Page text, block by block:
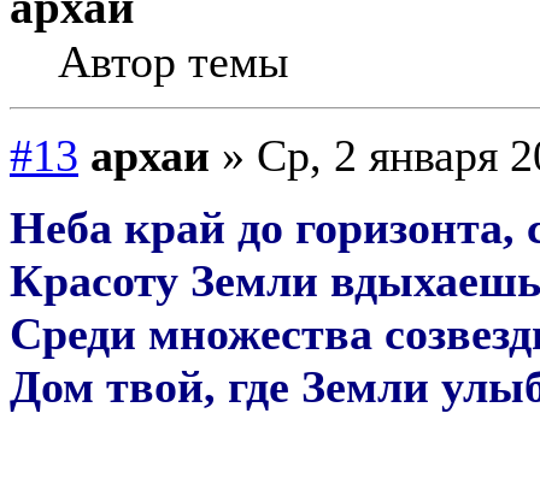
Автор темы
#13 архаи » Ср, 2 января
Неба край до горизонта,
Красоту Земли
Среди множества
Дом твой, где Земли